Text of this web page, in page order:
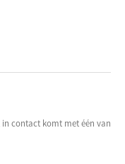
in contact komt met één van